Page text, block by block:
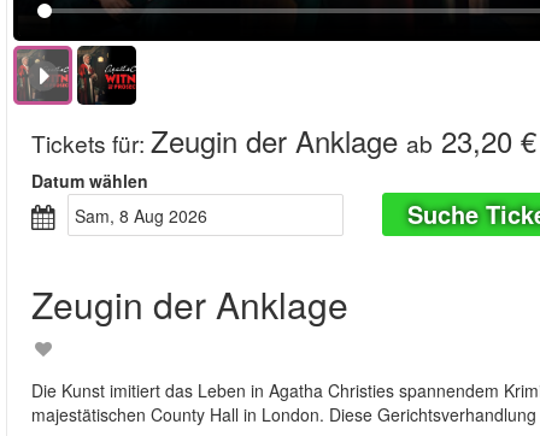
Tickets für: Zeugin der Anklage ab 23,20 €
Datum wählen
Sam, 8 Aug 2026
Suche
Zeugin der Anklage
Die Kunst imitiert das Leben in Agatha Christies spannendem
majestätischen County Hall in London. Diese